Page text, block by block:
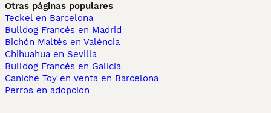
Otras páginas populares
Teckel en Barcelona
Bulldog Francés en Madrid
Bichón Maltés en València
Chihuahua en Sevilla
Bulldog Francés en Galicia
Caniche Toy en venta en Barcelona
Perros en adopcion